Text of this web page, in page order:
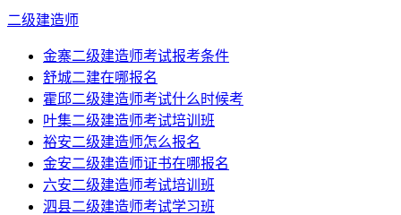
二级建造师
金寨二级建造师考试报考条件
舒城二建在哪报名
霍邱二级建造师考试什么时候考
叶集二级建造师考试培训班
裕安二级建造师怎么报名
金安二级建造师证书在哪报名
六安二级建造师考试培训班
泗县二级建造师考试学习班